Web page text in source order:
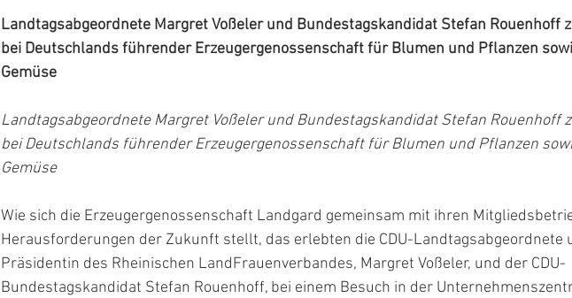
Landtagsabgeordnete Margret Voßeler und Bundestagskandidat Stefan Rouenhoff
bei Deutschlands führender Erzeugergenossenschaft für Blumen und Pflanzen
Gemüse
Landtagsabgeordnete Margret Voßeler und Bundestagskandidat Stefan Rouenhoff
bei Deutschlands führender Erzeugergenossenschaft für Blumen und Pflanzen
Gemüse
Wie sich die Erzeugergenossenschaft Landgard gemeinsam mit ihren
Herausforderungen der Zukunft stellt, das erlebten die CDU-Landtagsabgeordnete
Präsidentin des Rheinischen LandFrauenverbandes, Margret Voßeler, und der CDU-
Bundestagskandidat Stefan Rouenhoff, bei einem Besuch in der